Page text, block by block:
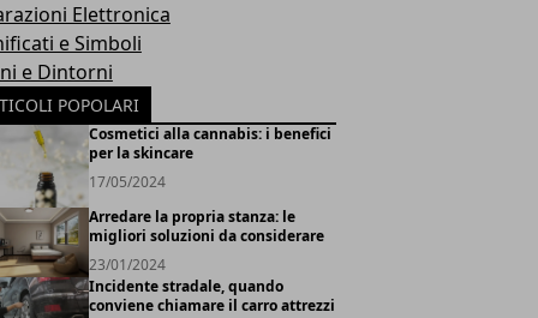
Elettronica
e Simboli
e Dintorni
POPOLARI
Cosmetici alla cannabis: i benefici
per la skincare
17/05/2024
Arredare la propria stanza: le
migliori soluzioni da considerare
23/01/2024
Incidente stradale, quando
conviene chiamare il carro attrezzi